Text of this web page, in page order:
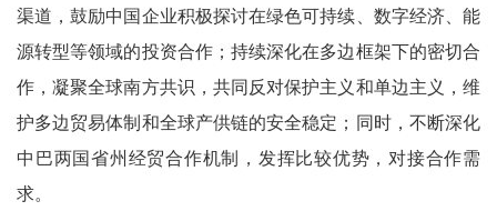
渠道，鼓励中国企业积极探讨在绿色可持续、数字经济、能
源转型等领域的投资合作；持续深化在多边框架下的密切合
作，凝聚全球南方共识，共同反对保护主义和单边主义，维
护多边贸易体制和全球产供链的安全稳定；同时，不断深化
中巴两国省州经贸合作机制，发挥比较优势，对接合作需
求。